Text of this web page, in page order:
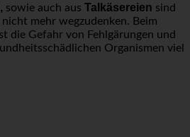
sowie auch aus Talkäsereien sind
nicht mehr wegzudenken. Beim
die Gefahr von Fehlgärungen und
Organismen viel